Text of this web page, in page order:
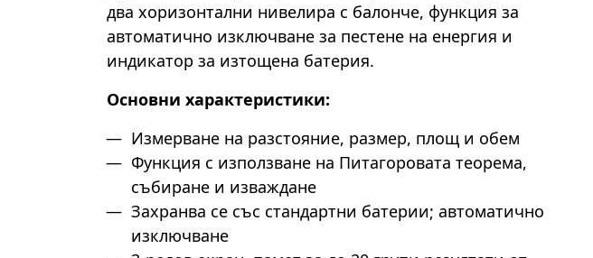
два хоризонтални нивелира с балонче, функция за
автоматично изключване за пестене на енергия и
индикатор за изтощена батерия.
Основни характеристики:
Измерване на разстояние, размер, площ и обем
Функция с използване на Питагоровата теорема,
събиране и изваждане
Захранва се със стандартни батерии; автоматично
изключване